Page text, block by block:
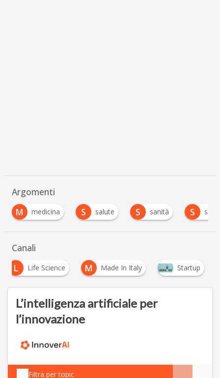
Argomenti
medicina S salute S sanità S
sapio
Canali
L
Life Science M Made In Italy Startup
L’intelligenza artificiale per
l’innovazione
Filtra per topic